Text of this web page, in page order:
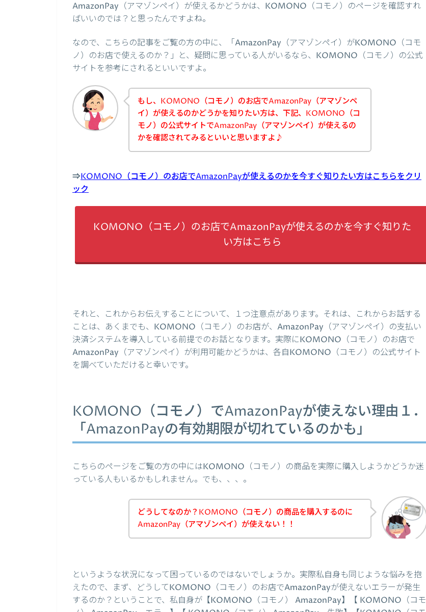
AmazonPay（アマゾンペイ）が使えるかどうかは、KOMONO（コモノ）のページを確認すれ
ばいいのでは？と思ったんですよね。
なので、こちらの記事をご覧の方の中に、「AmazonPay（アマゾンペイ）がKOMONO（コモ
ノ）のお店で使えるのか？」と、疑問に思っている人がいるなら、KOMONO（コモノ）の公式
サイトを参考にされるといいですよ。
もし、KOMONO（コモノ）のお店でAmazonPay（アマゾンペ
イ）が使えるのかどうかを知りたい方は、下記、KOMONO（コ
モノ）の公式サイトでAmazonPay（アマゾンペイ）が使えるの
かを確認されてみるといいと思いますよ♪
⇒KOMONO（コモノ）のお店でAmazonPayが使えるのかを今すぐ知りたい方はこちらをクリ
ック
KOMONO（コモノ）のお店でAmazonPayが使えるのかを今すぐ知りた
い方はこちら
それと、これからお伝えすることについて、１つ注意点があります。それは、これからお話する
ことは、あくまでも、KOMONO（コモノ）のお店が、AmazonPay（アマゾンペイ）の支払い
決済システムを導入している前提でのお話となります。実際にKOMONO（コモノ）のお店で
AmazonPay（アマゾンペイ）が利用可能かどうかは、各自KOMONO（コモノ）の公式サイト
を調べていただけると幸いです。
KOMONO（コモノ）でAmazonPayが使えない理由１．
「AmazonPayの有効期限が切れているのかも」
こちらのページをご覧の方の中にはKOMONO（コモノ）の商品を実際に購入しようかどうか迷
っている人もいるかもしれません。でも、、、。
どうしてなのか？KOMONO（コモノ）の商品を購入するのに
AmazonPay（アマゾンペイ）が使えない！！
というような状況になって困っているのではないでしょうか。実際私自身も同じような悩みを抱
えたので、まず、どうしてKOMONO（コモノ）のお店でAmazonPayが使えないエラーが発生
するのか？ということで、私自身が【KOMONO（コモノ） AmazonPay】【 KOMONO（コモ